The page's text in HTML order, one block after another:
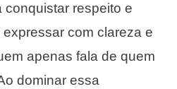
Respeito
conquistar respeito e
com clareza e
apenas fala de quem
dominar essa